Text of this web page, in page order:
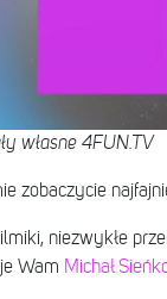
własne 4FUN.TV
zobaczycie
niezwykłe
Wam Michał